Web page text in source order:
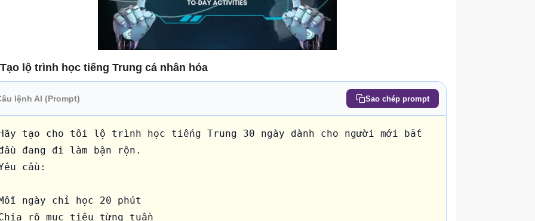
lộ trình học tiếng Trung cá nhân hóa
lệnh AI (Prompt) Sao chép prompt
tạo cho tôi lộ trình học tiếng Trung 30 ngày dành cho người mới bắt
đang đi làm bận rộn.
cầu:
ngày chỉ học 20 phút
rõ mục tiêu từng tuần